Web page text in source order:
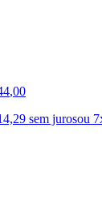
,00
sem jurosou 7